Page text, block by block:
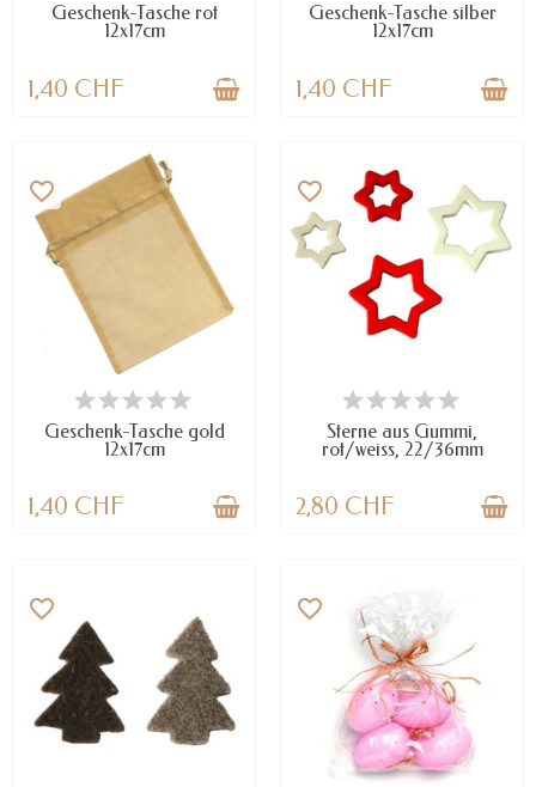
Geschenk-Tasche rot
12x17cm
1,40 CHF
Geschenk-Tasche silber
12x17cm
1,40 CHF
VERFÜGBAR
favorite_border
Geschenk-Tasche gold
12x17cm
1,40 CHF
VERFÜGBAR
favorite_border
Sterne aus Gummi,
rot/weiss, 22/36mm
2,80 CHF
favorite_border favorite_border